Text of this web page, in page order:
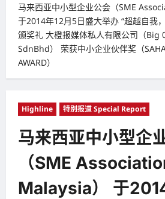
马来西亚中小型企业公会（SME
于2014年12月5日盛大举办 “超越自我
颁奖礼 大橙报媒体私人有限公司（
SdnBhd） 荣获中小企业伙伴奖（
AWARD）
Highline 特别报道 Special Report
马来西亚中小型企
（SME
Malaysia） 于